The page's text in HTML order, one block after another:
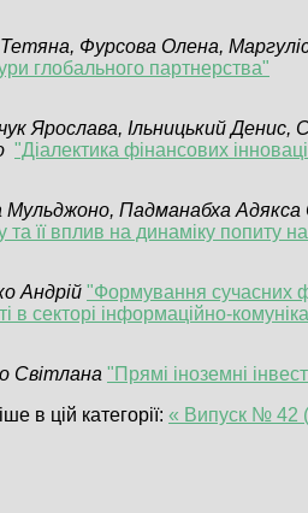
Фурсова Олена, Маргуліс
глобального партнерства"
Ярослава, Ільницький Денис,
"Діалектика фінансових
Мульджоно, Падманабха
та її вплив на динаміку попиту
Андрій "Формування сучасних
в секторі інформаційно-
Світлана "Прямі іноземні
в цій категорії: « Випуск № 42